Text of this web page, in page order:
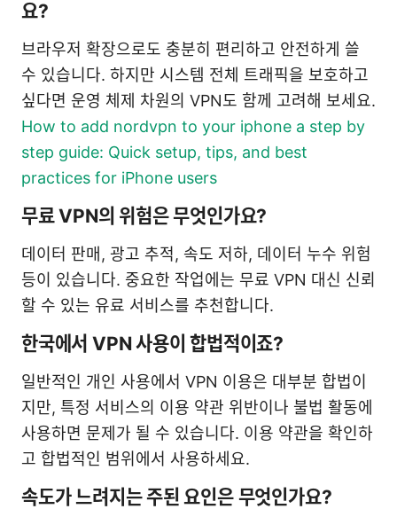
요?
브라우저 확장으로도 충분히 편리하고 안전하게 쓸
수 있습니다. 하지만 시스템 전체 트래픽을 보호하고
싶다면 운영 체제 차원의 VPN도 함께 고려해 보세요.
How to add nordvpn to your iphone a step by
step guide: Quick setup, tips, and best
practices for iPhone users
무료 VPN의 위험은 무엇인가요?
데이터 판매, 광고 추적, 속도 저하, 데이터 누수 위험
등이 있습니다. 중요한 작업에는 무료 VPN 대신 신뢰
할 수 있는 유료 서비스를 추천합니다.
한국에서 VPN 사용이 합법적이죠?
일반적인 개인 사용에서 VPN 이용은 대부분 합법이
지만, 특정 서비스의 이용 약관 위반이나 불법 활동에
사용하면 문제가 될 수 있습니다. 이용 약관을 확인하
고 합법적인 범위에서 사용하세요.
속도가 느려지는 주된 요인은 무엇인가요?